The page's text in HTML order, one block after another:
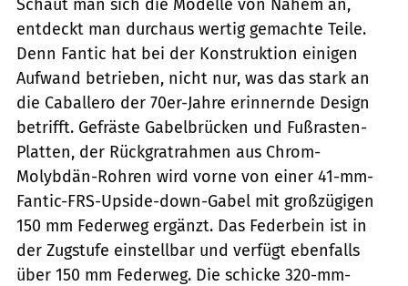
Schaut man sich die Modelle von Nahem an,
entdeckt man durchaus wertig gemachte Teile.
Denn Fantic hat bei der Konstruktion einigen
Aufwand betrieben, nicht nur, was das stark an
die Caballero der 70er-Jahre erinnernde Design
betrifft. Gefräste Gabelbrücken und Fußrasten-
Platten, der Rückgratrahmen aus Chrom-
Molybdän-Rohren wird vorne von einer 41-mm-
Fantic-FRS-Upside-down-Gabel mit großzügigen
150 mm Federweg ergänzt. Das Federbein ist in
der Zugstufe einstellbar und verfügt ebenfalls
über 150 mm Federweg. Die schicke 320-mm-